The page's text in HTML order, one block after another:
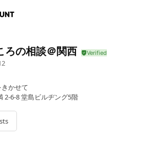
ろの相談＠関西
かせて
2-6-8 堂島ビルヂング5階